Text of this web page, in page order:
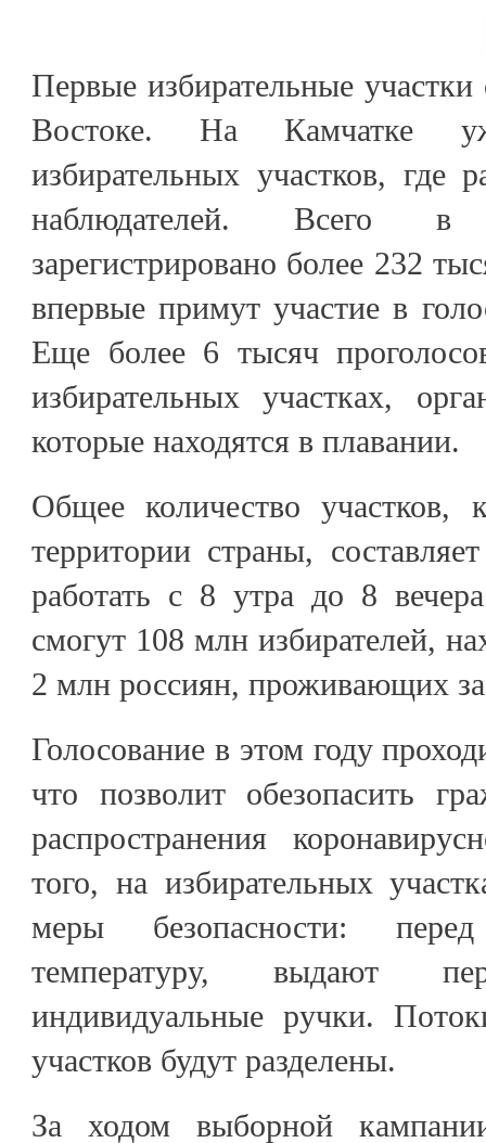
Первые избирательные
Востоке. На Камчатке
избирательных участков, где
наблюдателей. Всего в
зарегистрировано более 232
впервые примут участие в
Еще более 6 тысяч
избирательных участках,
которые находятся в плавании.
Общее количество участков,
территории страны,
работать с 8 утра до 8
смогут 108 млн избирателей,
2 млн россиян, проживающих
Голосование в этом году
что позволит обезопасить
распространения
того, на избирательных
меры безопасности:
температуру, выдают
индивидуальные ручки.
участков будут разделены.
За ходом выборной